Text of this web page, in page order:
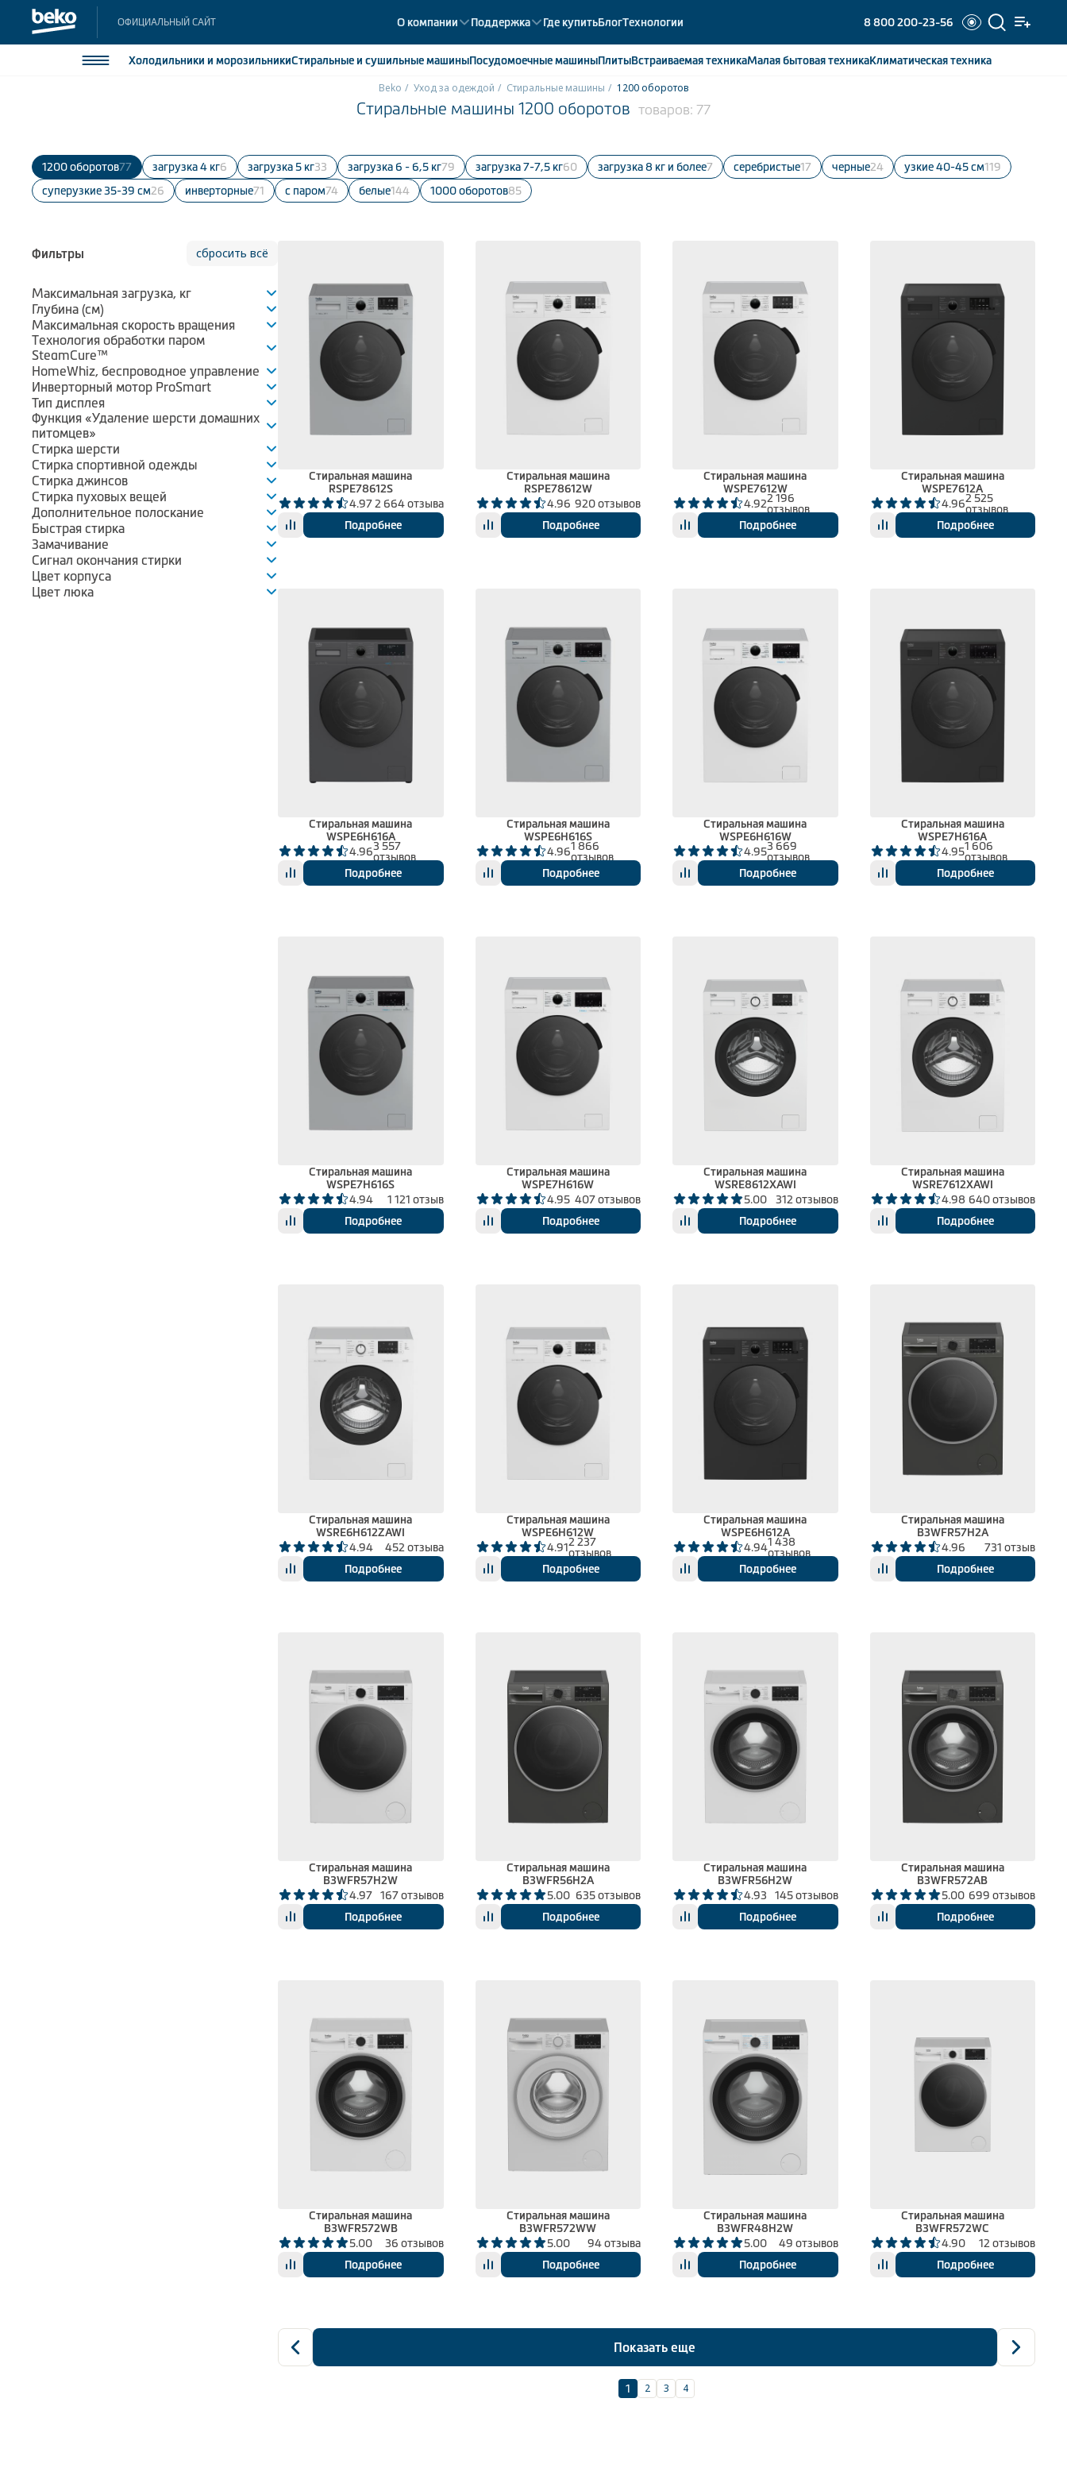
ОФИЦИАЛЬНЫЙ САЙТ О компании Поддержка Где купитьБлогТехнологии 8 800 200-23-56
Холодильники и морозильникиСтиральные и сушильные машиныПосудомоечныемашиныПлитыВстраиваемаятехникаМалая бытоваятехникаКлиматическаятехника
Посудомоечные машины
Плиты
Малая бытовая техника
Холодильники358
Морозильные лари2
Встраиваемые холодильники14
Встраиваемые морозильные камеры1
Beko Уход за одеждой Стиральные машины 1200 оборотов
Стиральные машины 1200 оборотов товаров: 77
1200 оборотов 77 Загрузка 4 кг6 Загрузка 5 кг 33 Загрузка 6 - 6,5 кг 79 загрузка 7-7,5 кг 60 Загрузка 8 кг и более7 серебристые 17 черные 24 узкие 40-45 см 119
суперузкие 35-39 см
26 инверторные 71 с паром 74 белые 144 1000 оборотов 85
Фильтры сбросить всё
Максимальная загрузка, кг
Глубина (см)
Максимальная скорость вращения
Технология обработки паром
SteamCure™
HomeWhiz, беспроводное управление
Инверторный мотор ProSmart
Тип дисплея
Функция «Удаление шерсти домашних
питомцев»
Стирка шерсти
Стирка спортивной одежды
Стирка джинсов
Стирка пуховых вещей
Дополнительное полоскание
Быстрая стирка
Замачивание
Сигнал окончания стирки
Цвет корпуса
Цвет люка
Стиральная машина
RSPE78612S
4.972 664 отзыва
Подробнее
Стиральная машина
RSPE78612W
4.96 920 отзывов
Подробнее
Стиральная машина
WSPE7612W
4.922 196
отзывов
Подробнее
Стиральная машина
WSPE7612A
4.962 525
отзывов
Подробнее
Стиральная машина
WSPE6H616A
4.963 557
отзывов
Подробнее
Стиральная машина
WSPE6H616S
4.961 866
отзывов
Подробнее
Стиральная машина
WSPE6H616W
4.953 669
отзывов
Подробнее
Стиральная машина
WSPE7H616A
4.951 606
отзывов
Подробнее
Стиральная машина
WSPE7H616S
4.94
1 121 отзыв
Подробнее
Стиральная машина
WSPE7H616W
4.95 407 отзывов
Подробнее
Стиральная машина
WSRE8612XAWI
5.00
312 отзывов
Подробнее
Стиральная машина
WSRE7612XAWI
4.98 640 отзывов
Подробнее
Стиральная машина
WSRE6H612ZAWI
4.94
452 отзыва
Подробнее
Стиральная машина
WSPE6H612W
4.912 237
отзывов
Подробнее
Стиральная машина
WSPE6H612A
4.941 438
отзывов
Подробнее
Стиральная машина
B3WFR57H2A
4.96
731 отзыв
Подробнее
Стиральная машина
B3WFR57H2W
4.97
167 отзывов
Подробнее
Стиральная машина
B3WFR56H2A
5.00 635 отзывов
Подробнее
Стиральная машина
B3WFR56H2W
4.93
145 отзывов
Подробнее
Стиральная машина
B3WFR572AB
5.00 699 отзывов
Подробнее
Стиральная машина
B3WFR572WB
5.00
36 отзывов
Подробнее
Стиральная машина
B3WFR572WW
5.00
94 отзыва
Подробнее
Стиральная машина
B3WFR48H2W
5.00
49 отзывов
Подробнее
Стиральная машина
B3WFR572WC
4.90
12 отзывов
Подробнее
Показать еще
1 2 3 4